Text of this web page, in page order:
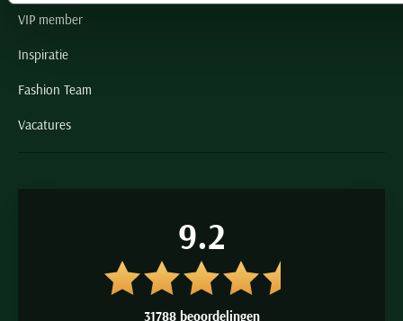
VIP member
Inspiratie
Fashion Team
Vacatures
9.2
31788 beoordelingen